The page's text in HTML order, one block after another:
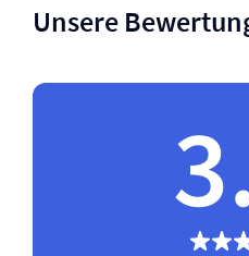
Unsere